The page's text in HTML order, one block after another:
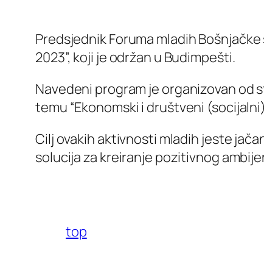
Predsjednik Foruma mladih
2023”, koji je održan u Budimpešti.
Navedeni program je organizovan
temu “Ekonomski i društveni
Cilj ovakih aktivnosti mladih jeste
solucija za kreiranje pozitivnog
top